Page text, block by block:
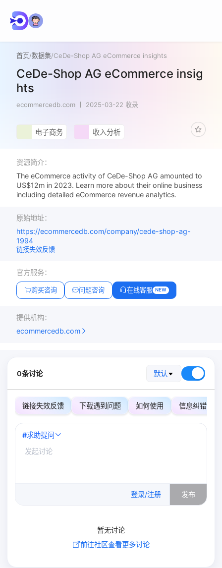
首页/数据集/CeDe-Shop AG eCommerce insights
CeDe-Shop AG eCommerce insig
hts
ecommercedb.com 2025-03-22 收录
电子商务 收入分析
资源简介：
The eCommerce activity of CeDe-Shop AG amounted to
US$12m in 2023. Learn more about their online business
including detailed eCommerce revenue analytics.
原始地址：
https://ecommercedb.com/company/cede-shop-ag-
1994
链接失效反馈
官方服务：
购买咨询 问题咨询 在线客服 NEW
提供机构：
ecommercedb.com
0条讨论 默认
链接失效反馈 下载遇到问题 如何使用 信息纠错
#求助提问
登录/注册 发布
暂无讨论
前往社区查看更多讨论